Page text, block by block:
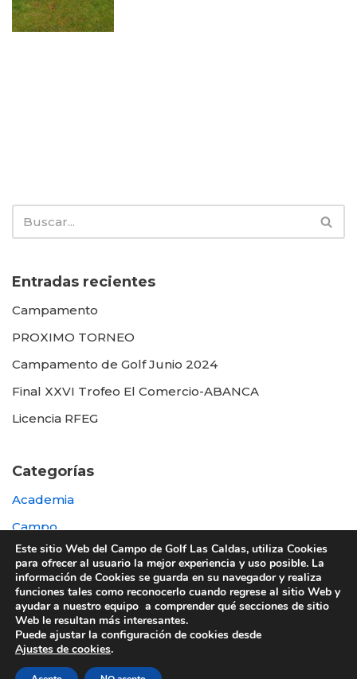
Entradas recientes
Campamento
PROXIMO TORNEO
Campamento de Golf Junio 2024
Final XXVI Trofeo El Comercio-ABANCA
Licencia RFEG
Categorías
Academia
Campo
Destacada
Otras
© 2022 UTE GOLF LAS CALDAS -
Este sitio Web del Campo de Golf Las Caldas, utiliza Cookies
para ofrecer al usuario la mejor experiencia y uso posible. La
información de Cookies se guarda en su navegador y realiza
funciones tales como reconocerlo cuando regrese al sitio Web y
ayudar a nuestro equipo a comprender qué secciones de sitio
Web le resultan más interesantes.
Puede ajustar la configuración de cookies desde
Ajustes de cookies.